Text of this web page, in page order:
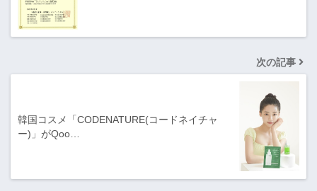
次の記事
韓国コスメ「CODENATURE(コードネイチャ
ー)」がQoo…